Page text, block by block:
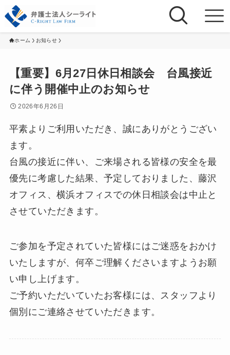
ホーム お知らせ
【重要】6月27日休日相談会 台風接近
に伴う開催中止のお知らせ
2026年6月26日
平素よりご利用いただき、誠にありがとうござい
ます。
台風の接近に伴い、ご来場される皆様の安全を最
優先に考慮した結果、予定しておりました、藤沢
オフィス、横浜オフィスでの休日相談会は中止と
させていただきます。
ご参加を予定されていた皆様にはご迷惑をおかけ
いたしますが、何卒ご理解くださいますようお願
い申し上げます。
ご予約いただいていたお客様には、スタッフより
個別にご連絡させていただきます。